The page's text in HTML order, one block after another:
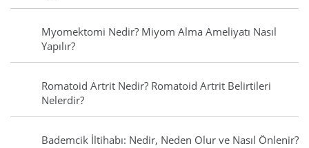
Myomektomi Nedir? Miyom Alma Ameliyatı Nasıl
Yapılır?
Romatoid Artrit Nedir? Romatoid Artrit Belirtileri
Nelerdir?
Bademcik İltihabı: Nedir, Neden Olur ve Nasıl Önlenir?